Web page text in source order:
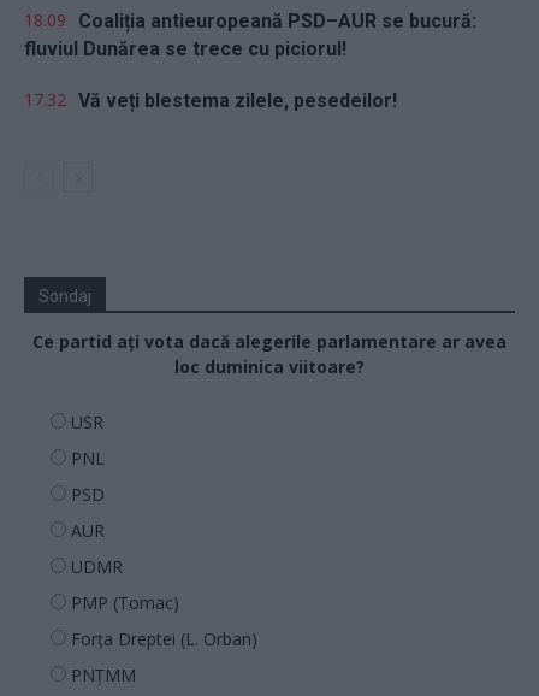
18.09
Coaliția antieuropeană PSD–AUR se bucură:
fluviul Dunărea se trece cu piciorul!
17.32 Vă veți blestema zilele, pesedeilor!
Sondaj
Ce partid ați vota dacă alegerile parlamentare ar avea
loc duminica viitoare?
USR
PNL
PSD
AUR
UDMR
PMP (Tomac)
Forța Dreptei (L. Orban)
PNȚMM